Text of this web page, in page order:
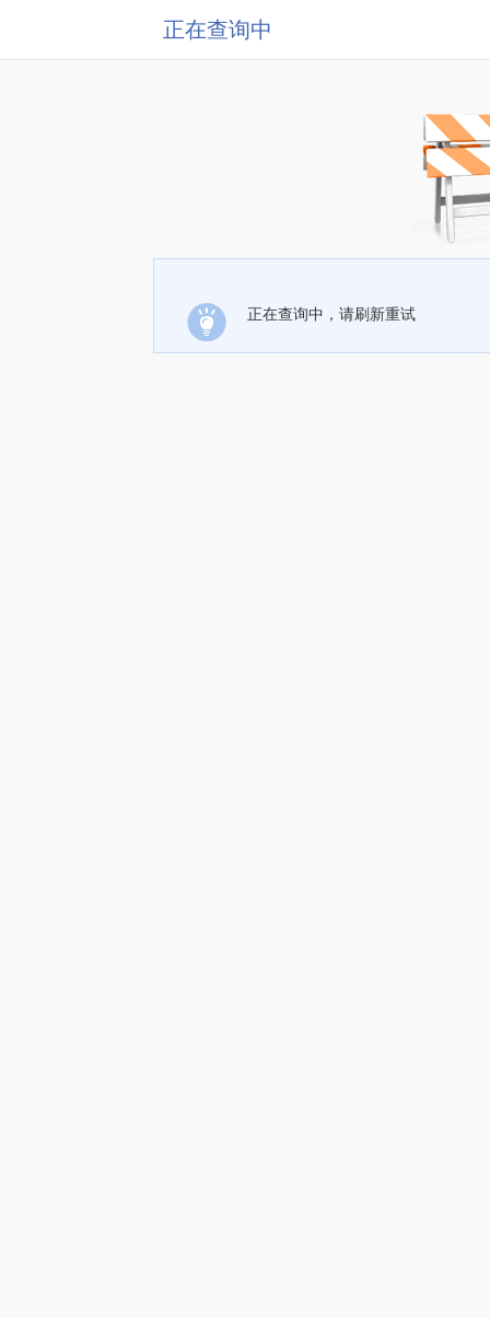
正在查询中
正在查询中，请刷新重试